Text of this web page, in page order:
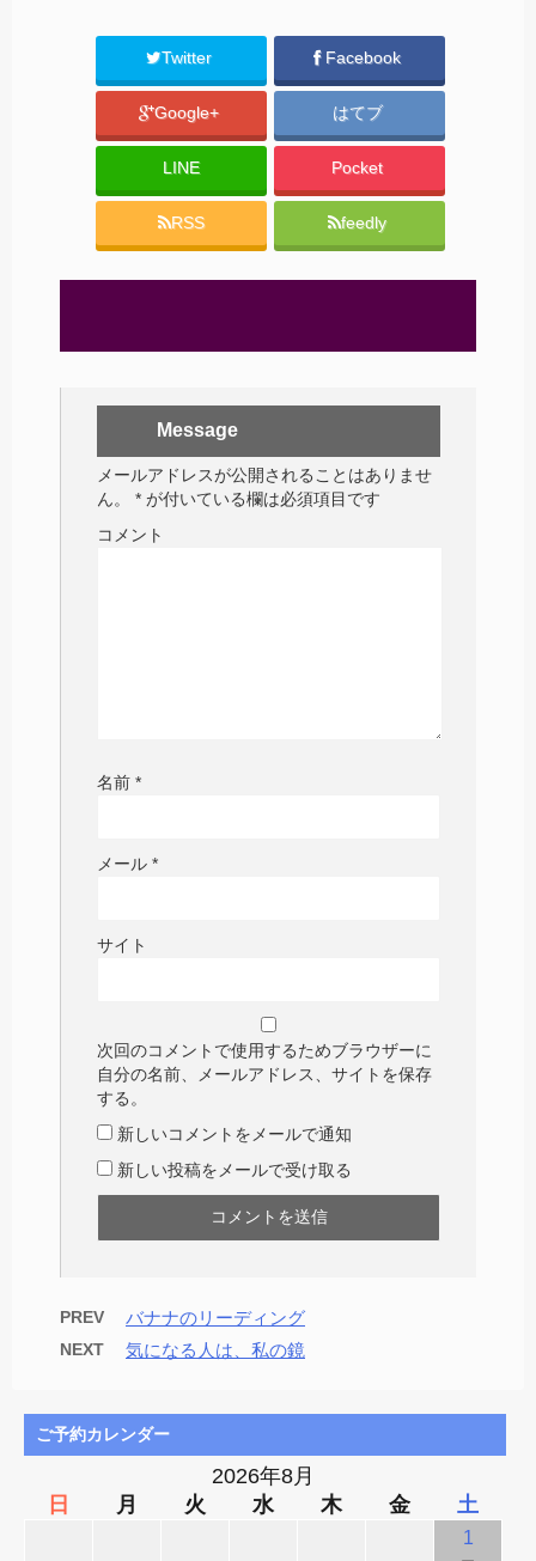
Twitter Facebook
Google+ はてブ
LINE Pocket
RSS feedly
Message
メールアドレスが公開されることはありませ
ん。
* が付いている欄は必須項目です
コメント
名前 *
メール *
サイト
次回のコメントで使用するためブラウザーに
自分の名前、メールアドレス、サイトを保存
する。
新しいコメントをメールで通知
新しい投稿をメールで受け取る
PREV バナナのリーディング
NEXT 気になる人は、私の鏡
ご予約カレンダー
2026年8月
日
月 火 水 木 金 土
1